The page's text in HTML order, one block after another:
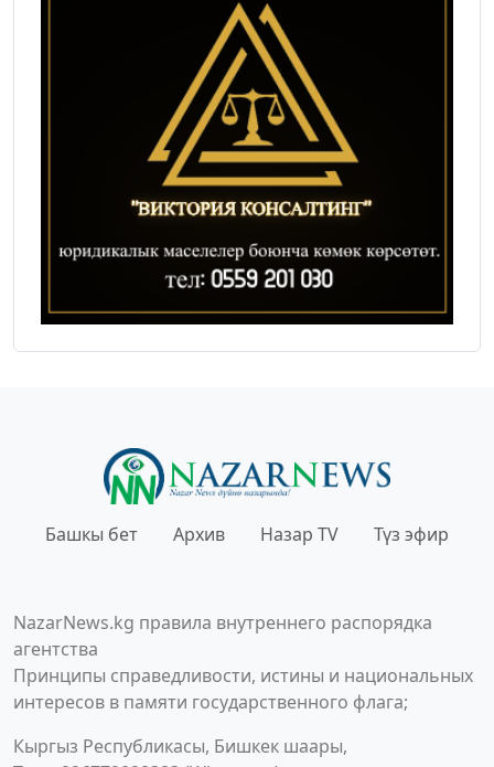
Башкы бет Архив Назар TV Түз эфир
NazarNews.kg правила внутреннего распорядка
агентства
Принципы справедливости, истины и национальных
интересов в памяти государственного флага;
Кыргыз Республикасы, Бишкек шаары,